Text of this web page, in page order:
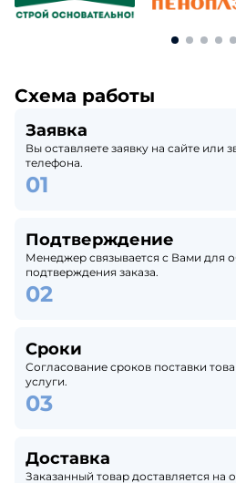
Схема работы
Заявка
Вы оставляете заявку на сайте или
телефона.
Подтверждение
Менеджер связывается с Вами для
подтверждения заказа.
Сроки
Согласование сроков поставки
услуги.
Доставка
Заказанный товар доставляется на